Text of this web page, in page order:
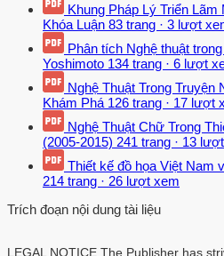
Khung Pháp Lý Triển
Khóa Luận 83 trang · 3 lượt
Phân tích Nghệ thuật
Yoshimoto 134 trang · 6 lượt
Nghệ Thuật Trong
Khám Phá 126 trang · 17 lượt
Nghệ Thuật Chữ Trong
(2005-2015) 241 trang · 13
Thiết kế đồ họa Việt Nam
214 trang · 26 lượt xem
Trích đoạn nội dung tài liệu
LEGAL NOTICE The Publisher has